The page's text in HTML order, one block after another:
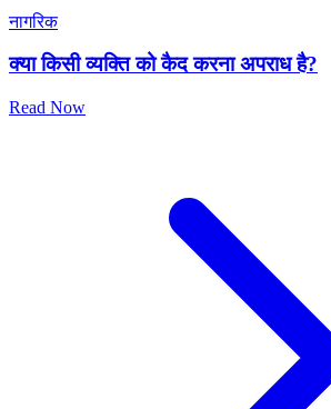
नागरिक
क्या किसी व्यक्ति को कैद करना अपराध है?
Read Now